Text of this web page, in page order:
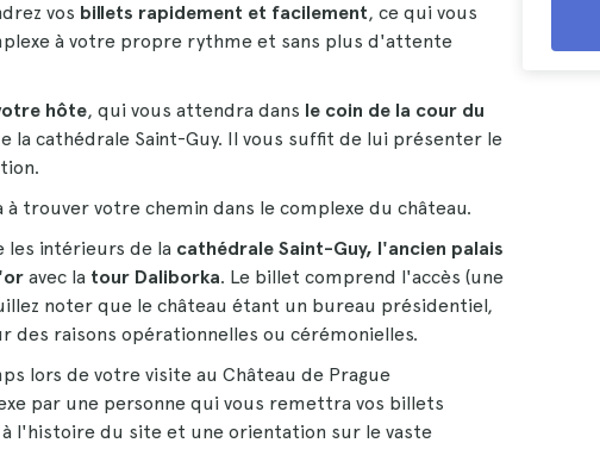
vos billets rapidement et facilement, ce qui vous
à votre propre rythme et sans plus d'attente
hôte, qui vous attendra dans le coin de la cour du
la cathédrale Saint-Guy. Il vous suffit de lui présenter le
à trouver votre chemin dans le complexe du château.
intérieurs de la cathédrale Saint-Guy, l'ancien palais
avec la tour Daliborka. Le billet comprend l'accès (une
noter que le château étant un bureau présidentiel,
raisons opérationnelles ou cérémonielles.
lors de votre visite au Château de Prague
par une personne qui vous remettra vos billets
à l'histoire du site et une orientation sur le vaste